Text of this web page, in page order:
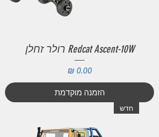
Redcat Ascent-10W רולר זחלן
מחיר‏0.00 ‏₪
הזמנה מוקדמת
חדש